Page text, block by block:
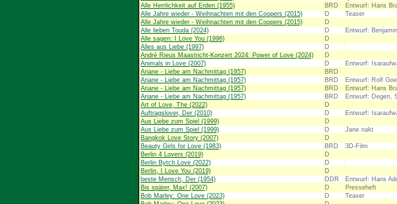
Alle Herrlichkeit auf Erden (1955)
BRD
Entwurf: Hans
Alle Jahre wieder - Weihnachten mit den Coopers (2015)
D
Teaser
Alle Jahre wieder - Weihnachten mit den Coopers (2015)
D
Alle lieben Touda (2024)
D
Entwurf:
Alle sagen: I Love You (1996)
D
Alles aus Liebe (1997)
D
André Rieus Maastricht-Konzert 2024: Power of Love (2024)
D
Animals in Love (2007)
D
Entwurf:
Ariane - Liebe am Nachmittag (1957)
BRD
Ariane - Liebe am Nachmittag (1957)
BRD
Entwurf: Rolf
Ariane - Liebe am Nachmittag (1957)
BRD
Entwurf: Hans
Ariane - Liebe am Nachmittag (1957)
BRD
Entwurf: Degen,
Art of Love, The (2022)
D
Auftragslover, Der (2010)
D
Entwurf:
Aus Liebe zum Spiel (1999)
D
Aus Liebe zum Spiel (1999)
D
Jane nakt
Bangkok Love Story (2007)
D
Beauty Girls for Love (1983)
BRD
3D-Film
Berlin 4 Lovers (2019)
D
Berlin Bytch Love (2022)
D
Berlin, I Love You (2019)
D
beste Mensch, Der (1954)
DDR
Entwurf: Hans
Bis später, Max! (2007)
D
Presseheft
Bob Marley: One Love (2023)
D
Teaser